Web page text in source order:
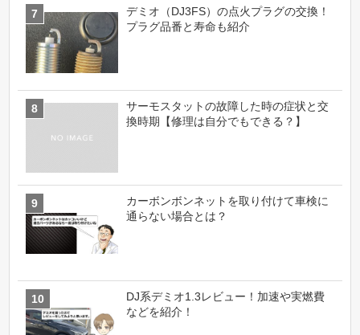
デミオ（DJ3FS）の点火プラグの交換！
プラグ品番と寿命も紹介
サーモスタットの故障した時の症状と交
換時期【修理は自分でもできる？】
カーボンボンネットを取り付けて車検に
通らない場合とは？
DJ系デミオ1.3レビュー！加速や実燃費
などを紹介！